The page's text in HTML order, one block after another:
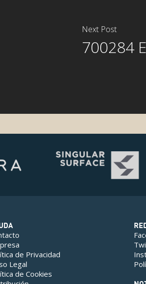
Next Post
700284
de Privacidad
Legal
de Cookies